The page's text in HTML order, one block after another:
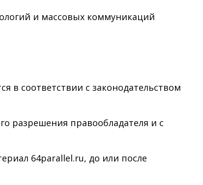
и массовых коммуникаций
в соответствии с законодательством
разрешения правообладателя и с
64parallel.ru, до или после